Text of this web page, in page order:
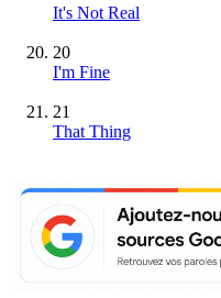
It's Not Real
20
I'm Fine
21
That Thing